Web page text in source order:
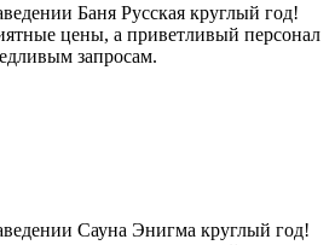
Баня Русская круглый год!
цены, а приветливый персонал
запросам.
Сауна Энигма круглый год!